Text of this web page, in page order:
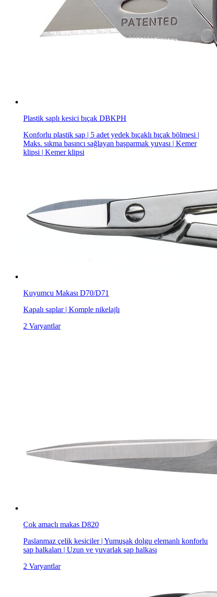
Plastik saplı kesici bıçak DBKPH
Konforlu plastik sap | 5 adet yedek bıçaklı bıçak bölmesi |
Maks. sıkma basıncı sağlayan başparmak yuvası | Kemer
klipsi | Kemer klipsi
Kuyumcu Makası D70/D71
Kapalı saplar | Komple nikelajlı
2 Varyantlar
Çok amaçlı makas D820
Paslanmaz çelik kesiciler | Yumuşak dolgu elemanlı konforlu
sap halkaları | Uzun ve yuvarlak sap halkası
2 Varyantlar